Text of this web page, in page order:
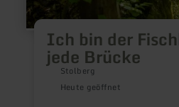
Ich bin der
jede Brücke
Stolberg
Heute geöffnet